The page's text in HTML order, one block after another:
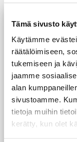
Tämä sivusto
Käytämme
räätälöimiseen,
tukemiseen ja
jaamme
alan
sivustoamme.
tietoja muihin
kerätty, kun olet
Melamiinilevy
16x285x2800 mm